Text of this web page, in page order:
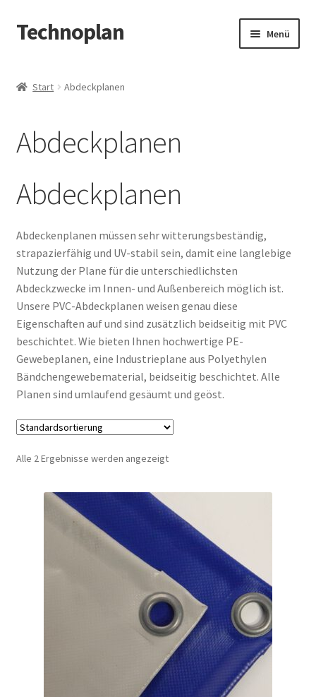
Zur
Navigation
Zum
Inhalt
Technoplan Menü
Datenschutzerklärung
Impressum
Warenkorb
Start Abdeckplanen
Abdeckplanen
Abdeckplanen
Abdeckenplanen müssen sehr witterungsbeständig,
strapazierfähig und UV-stabil sein, damit eine langlebige
Nutzung der Plane für die unterschiedlichsten
Abdeckzwecke im Innen- und Außenbereich möglich ist.
Unsere PVC-Abdeckplanen weisen genau diese
Eigenschaften auf und sind zusätzlich beidseitig mit PVC
beschichtet. Wie bieten Ihnen hochwertige PE-
Gewebeplanen, eine Industrieplane aus Polyethylen
Bändchengewebematerial, beidseitig beschichtet. Alle
Planen sind umlaufend gesäumt und geöst.
Alle 2 Ergebnisse werden angezeigt